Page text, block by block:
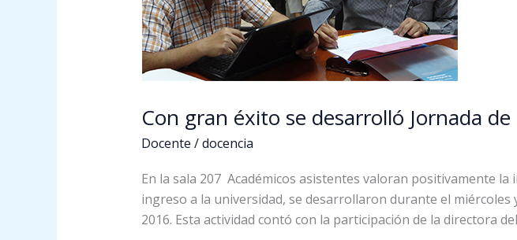
Con gran éxito se desarrolló Jornada
Docente /docencia
En la sala 207 Académicos asistentes valoran positivamente
ingreso a la universidad, se desarrollaron durante el miércoles
2016. Esta actividad contó con la participación de la directora
Jornada
de
Inducción
Académica